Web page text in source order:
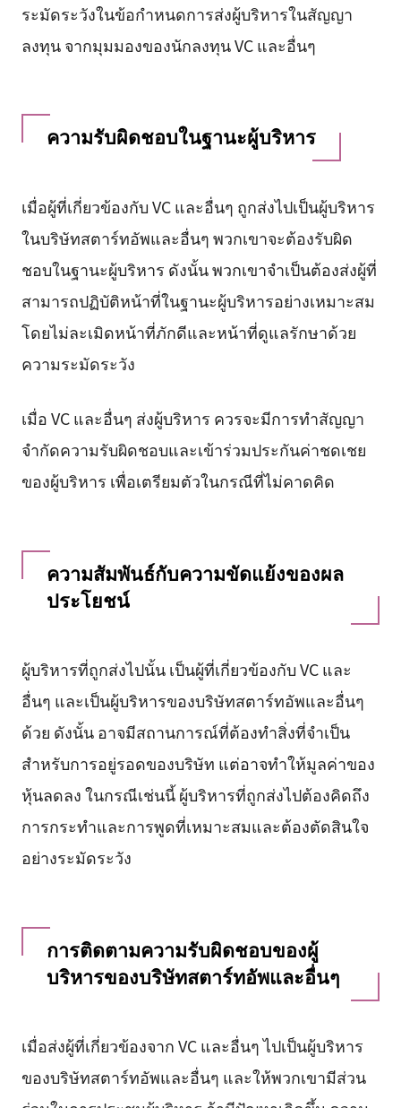
ระมัดระวังในข้อกำหนดการส่งผู้บริหารในสัญญา
ลงทุน จากมุมมองของนักลงทุน VC และอื่นๆ
ความรับผิดชอบในฐานะผู้บริหาร
เมื่อผู้ที่เกี่ยวข้องกับ VC และอื่นๆ ถูกส่งไปเป็นผู้บริหาร
ในบริษัทสตาร์ทอัพและอื่นๆ พวกเขาจะต้องรับผิด
ชอบในฐานะผู้บริหาร ดังนั้น พวกเขาจำเป็นต้องส่งผู้ที่
สามารถปฏิบัติหน้าที่ในฐานะผู้บริหารอย่างเหมาะสม
โดยไม่ละเมิดหน้าที่ภักดีและหน้าที่ดูแลรักษาด้วย
ความระมัดระวัง
เมื่อ VC และอื่นๆ ส่งผู้บริหาร ควรจะมีการทำสัญญา
จำกัดความรับผิดชอบและเข้าร่วมประกันค่าชดเชย
ของผู้บริหาร เพื่อเตรียมตัวในกรณีที่ไม่คาดคิด
ความสัมพันธ์กับความขัดแย้งของผล
ประโยชน์
ผู้บริหารที่ถูกส่งไปนั้น เป็นผู้ที่เกี่ยวข้องกับ VC และ
อื่นๆ และเป็นผู้บริหารของบริษัทสตาร์ทอัพและอื่นๆ
ด้วย ดังนั้น อาจมีสถานการณ์ที่ต้องทำสิ่งที่จำเป็น
สำหรับการอยู่รอดของบริษัท แต่อาจทำให้มูลค่าของ
หุ้นลดลง ในกรณีเช่นนี้ ผู้บริหารที่ถูกส่งไปต้องคิดถึง
การกระทำและการพูดที่เหมาะสมและต้องตัดสินใจ
อย่างระมัดระวัง
การติดตามความรับผิดชอบของผู้
บริหารของบริษัทสตาร์ทอัพและอื่นๆ
เมื่อส่งผู้ที่เกี่ยวข้องจาก VC และอื่นๆ ไปเป็นผู้บริหาร
ของบริษัทสตาร์ทอัพและอื่นๆ และให้พวกเขามีส่วน